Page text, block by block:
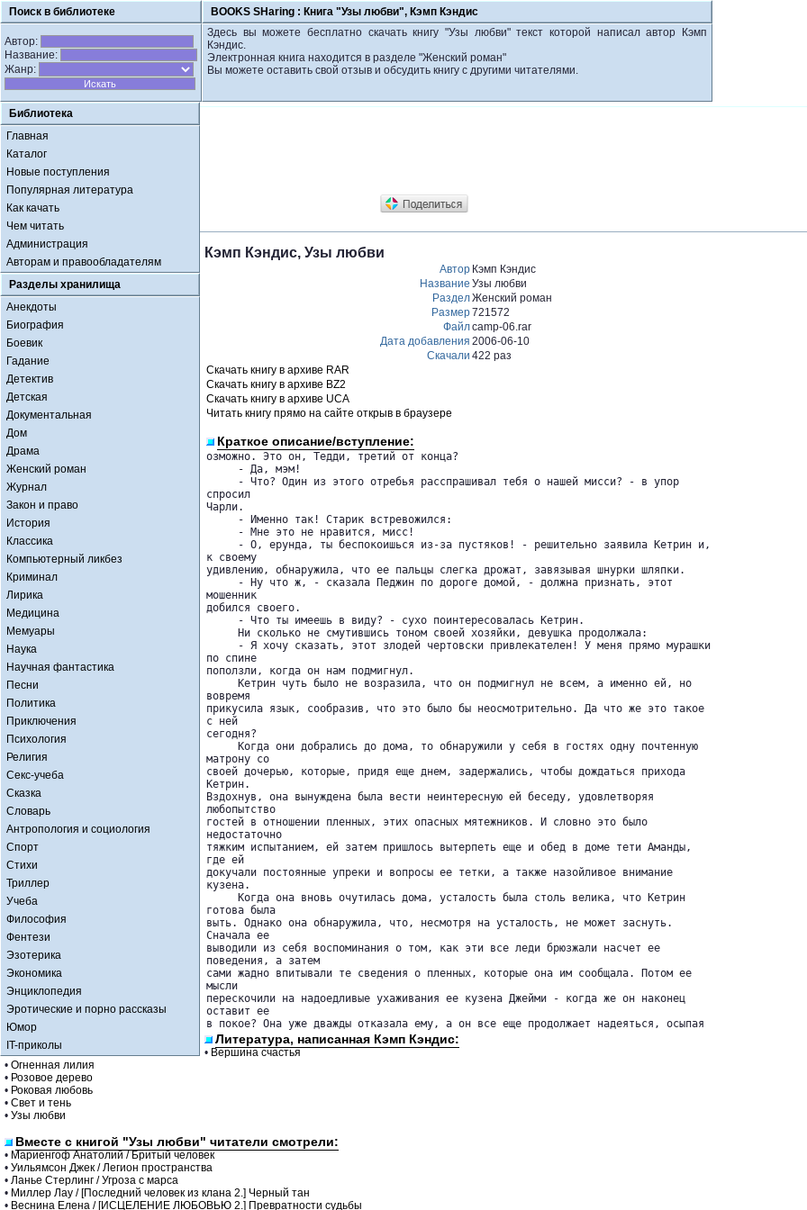
Поиск в библиотеке BOOKS SHaring : Книга "Узы любви", Кэмп Кэндис
Автор:
Название:
Жанр:
Здесь вы можете бесплатно скачать книгу "Узы любви" текст которой написал автор Кэмп
Кэндис.
Электронная книга находится в разделе "Женский роман"
Вы можете оставить свой отзыв и обсудить книгу с другими читателями.
Библиотека
Главная
Каталог
Новые поступления
Популярная литература
Как качать
Чем читать
Администрация
Авторам и правообладателям
Разделы хранилища
Анекдоты
Биография
Боевик
Гадание
Детектив
Детская
Документальная
Дом
Драма
Женский роман
Журнал
Закон и право
История
Классика
Компьютерный ликбез
Криминал
Лирика
Медицина
Мемуары
Наука
Научная фантастика
Песни
Политика
Приключения
Психология
Религия
Секс-учеба
Сказка
Словарь
Антропология и социология
Спорт
Стихи
Триллер
Учеба
Философия
Фентези
Эзотерика
Экономика
Энциклопедия
Эротические и порно рассказы
Юмор
IT-приколы
Кэмп Кэндис, Узы любви
Автор Кэмп Кэндис
Название Узы любви
РазделЖенский роман
Размер721572
Файлcamp-06.rar
Дата добавления 2006-06-10
Скачали 422 раз
Скачать книгу в архиве RAR
Скачать книгу в архиве BZ2
Скачать книгу в архиве UCA
Читать книгу прямо на сайте открыв в браузере
Краткое описание/вступление:
озможно. Это он, Тедди, третий от конца?
     - Да, мэм!
     - Что? Один из этого отребья расспрашивал тебя о нашей мисси? - в упор
спросил
Чарли.
     - Именно так! Старик встревожился:
     - Мне это не нравится, мисс!
     - О, ерунда, ты беспокоишься из-за пустяков! - решительно заявила Кетрин и,
к своему
удивлению, обнаружила, что ее пальцы слегка дрожат, завязывая шнурки шляпки.
     - Ну что ж, - сказала Педжин по дороге домой, - должна признать, этот
мошенник
добился своего.
     - Что ты имеешь в виду? - сухо поинтересовалась Кетрин.
     Ни сколько не смутившись тоном своей хозяйки, девушка продолжала:
     - Я хочу сказать, этот злодей чертовски привлекателен! У меня прямо мурашки
по спине
поползли, когда он нам подмигнул.
     Кетрин чуть было не возразила, что он подмигнул не всем, а именно ей, но
вовремя
прикусила язык, сообразив, что это было бы неосмотрительно. Да что же это такое
с ней
сегодня?
     Когда они добрались до дома, то обнаружили у себя в гостях одну почтенную
матрону со
своей дочерью, которые, придя еще днем, задержались, чтобы дождаться прихода
Кетрин.
Вздохнув, она вынуждена была вести неинтересную ей беседу, удовлетворяя
любопытство
гостей в отношении пленных, этих опасных мятежников. И словно это было
недостаточно
тяжким испытанием, ей затем пришлось вытерпеть еще и обед в доме тети Аманды,
где ей
докучали постоянные упреки и вопросы ее тетки, а также назойливое внимание
кузена.
     Когда она вновь очутилась дома, усталость была столь велика, что Кетрин
готова была
выть. Однако она обнаружила, что, несмотря на усталость, не может заснуть.
Сначала ее
выводили из себя воспоминания о том, как эти все леди брюзжали насчет ее
поведения, а затем
сами жадно впитывали те сведения о пленных, которые она им сообщала. Потом ее
мысли
перескочили на надоедливые ухаживания ее кузена Джейми - когда же он наконец
оставит ее
в покое? Она уже дважды отказала ему, а он все еще продолжает надеяться, осыпая
Литература, написанная Кэмп Кэндис:
• Вершина счастья
• Огненная лилия
• Розовое дерево
• Роковая любовь
• Свет и тень
• Узы любви
Вместе с книгой "Узы любви" читатели смотрели:
• Мариенгоф Анатолий / Бритый человек
• Уильямсон Джек / Легион пространства
• Ланье Стерлинг / Угроза с марса
• Миллер Лау / [Последний человек из клана 2.] Черный тан
• Веснина Елена / [ИСЦЕЛЕНИЕ ЛЮБОВЬЮ 2.] Превратности судьбы